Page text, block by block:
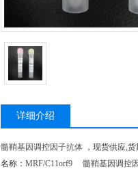
详细介绍
髓鞘基因调控因子抗体 ，现货供应,货
名称： MRF/C11orf9 髓鞘基因调控